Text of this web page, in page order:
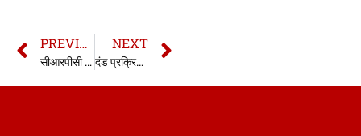
PREVIOUS
सीआरपीसी की धारा 253 | 253 CrPC in hindi
NEXT
दंड प्रक्रिया संहिता की धारा 255 | सीआरपीसी की धारा 255 | 255 CrPC in hindi